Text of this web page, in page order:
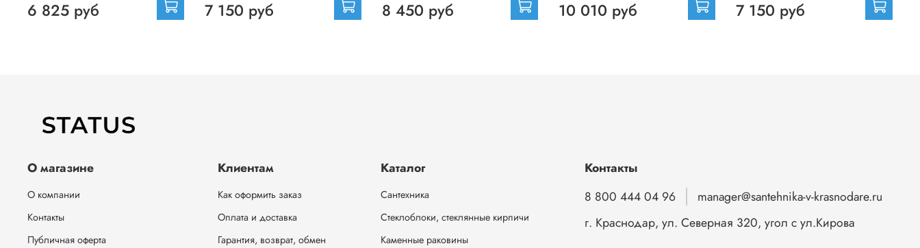
6 825 руб 7 150 руб 8 450 руб 10 010 руб 7 150 руб
О магазине
О компании
Контакты
Публичная оферта
Клиентам
Как оформить заказ
Оплата и доставка
Гарантия, возврат, обмен
Каталог
Сантехника
Стеклоблоки, стеклянные кирпичи
Каменные раковины
Контакты
8 800 444 04 96
manager@santehnika-v-krasnodare.ru
г. Краснодар, ул. Северная 320, угол с ул.Кирова